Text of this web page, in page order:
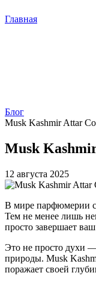
Главная
Блог
Musk Kashmir Attar
Musk
12 августа 2025
В мире парфюмерии
Тем не менее лишь
просто завершает
Это не просто духи —
природы. Musk
поражает своей